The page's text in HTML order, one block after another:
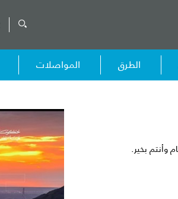
الطرق المواصلات